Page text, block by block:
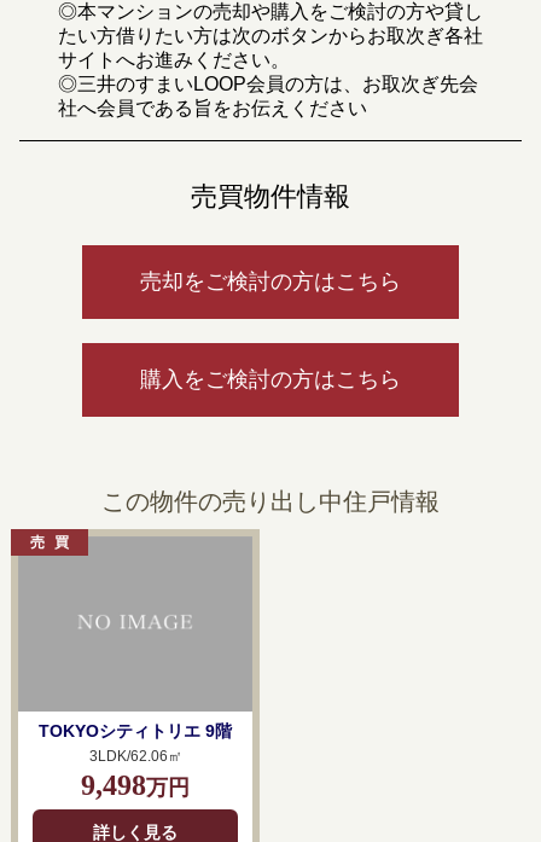
◎本マンションの売却や購入をご検討の方や貸し
たい方借りたい方は次のボタンからお取次ぎ各社
サイトへお進みください。
◎三井のすまいLOOP会員の方は、お取次ぎ先会
社へ会員である旨をお伝えください
売買物件情報
売却をご検討の方はこちら
購入をご検討の方はこちら
この物件の売り出し中住戸情報
TOKYOシティトリエ 9階
3LDK/62.06㎡
9,498万円
詳しく見る